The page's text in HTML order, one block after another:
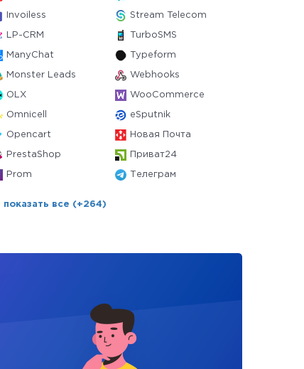
Invoiless Stream Telecom
LP-CRM TurboSMS
ManyChat Typeform
Monster Leads Webhooks
OLX WooCommerce
Omnicell eSputnik
Opencart Новая Почта
PrestaShop Приват24
Prom Телеграм
показать все (+264)